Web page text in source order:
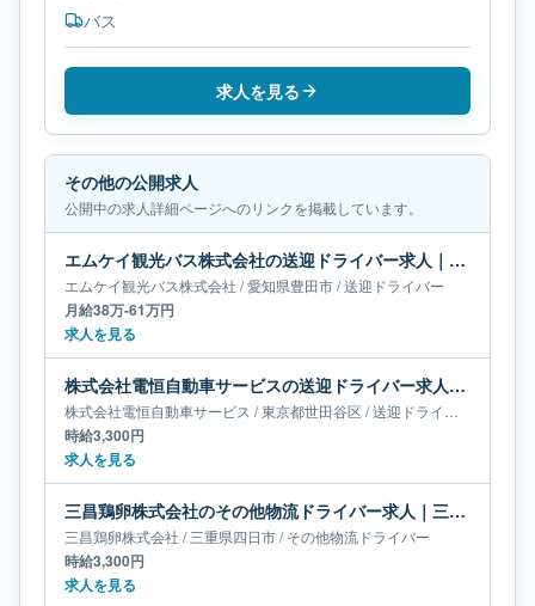
バス
求人を見る
その他の公開求人
公開中の求人詳細ページへのリンクを掲載しています。
エムケイ観光バス株式会社の送迎ドライバー求人｜愛知県豊田市｜月給38万-61万円
エムケイ観光バス株式会社 /愛知県豊田市/送迎ドライバー
月給38万-61万円
求人を見る
株式会社電恒自動車サービスの送迎ドライバー求人｜東京都世田谷区
株式会社電恒自動車サービス /東京都世田谷区 /送迎ドライバー
時給3,300円
求人を見る
三昌鶏卵株式会社のその他物流ドライバー求人｜三重県四日市
三昌鶏卵株式会社 /三重県四日市/その他物流ドライバー
時給3,300円
求人を見る